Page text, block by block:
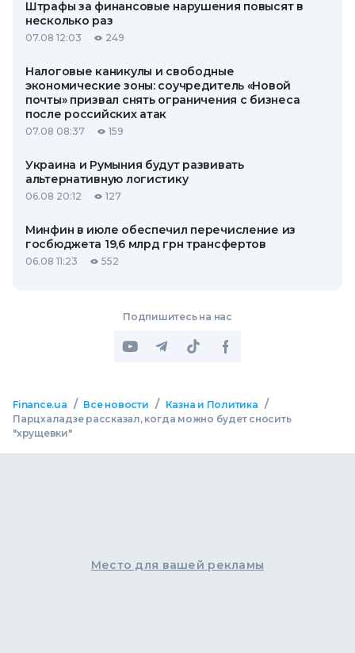
Штрафы за финансовые нарушения повысят в
несколько раз
07.08 12:03 249
Налоговые каникулы и свободные
экономические зоны: соучредитель «Новой
почты» призвал снять ограничения с бизнеса
после российских атак
07.08 08:37 159
Украина и Румыния будут развивать
альтернативную логистику
06.08 20:12 127
Минфин в июле обеспечил перечисление из
госбюджета 19,6 млрд грн трансфертов
06.08 11:23 552
Подпишитесь на нас
Finance.ua / Все новости / Казна и Политика /
Парцхаладзе рассказал, когда можно будет сносить
"хрущевки"
Место для вашей рекламы